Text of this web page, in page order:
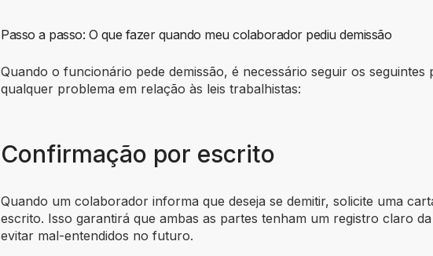
Passo a passo: O que fazer quando meu colaborador pediu demissão
Quando o funcionário pede demissão, é necessário seguir os seguintes
qualquer problema em relação às leis trabalhistas:
Confirmação por escrito
Quando um colaborador informa que deseja se demitir, solicite uma
escrito. Isso garantirá que ambas as partes tenham um registro claro
evitar mal-entendidos no futuro.